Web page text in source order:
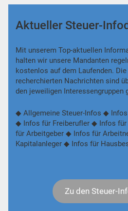
Aktueller Steuer-
Mit unserem Top-aktuellen
halten wir unsere Mandanten
kostenlos auf dem Laufenden.
recherchierten Nachrichten sind
den jeweiligen Interessengruppen
◆ Allgemeine Steuer-Infos ◆
◆ Infos für Freiberufler ◆ Infos
für Arbeitgeber ◆ Infos für
Kapitalanleger ◆ Infos für
Zu den Steuer-